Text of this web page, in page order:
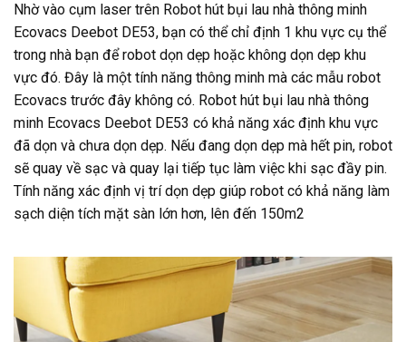
Nhờ vào cụm laser trên Robot hút bụi lau nhà thông minh
Ecovacs Deebot DE53, bạn có thể chỉ định 1 khu vực cụ thể
trong nhà bạn để robot dọn dẹp hoặc không dọn dẹp khu
vực đó. Đây là một tính năng thông minh mà các mẫu robot
Ecovacs trước đây không có. Robot hút bụi lau nhà thông
minh Ecovacs Deebot DE53 có khả năng xác định khu vực
đã dọn và chưa dọn dẹp. Nếu đang dọn dẹp mà hết pin, robot
sẽ quay về sạc và quay lại tiếp tục làm việc khi sạc đầy pin.
Tính năng xác định vị trí dọn dẹp giúp robot có khả năng làm
sạch diện tích mặt sàn lớn hơn, lên đến 150m2